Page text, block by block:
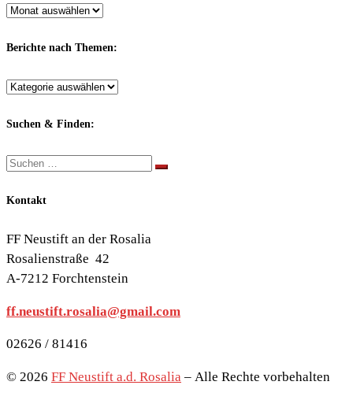
Archiv
Monaten:
Berichte nach Themen:
Berichte
Themen:
Suchen & Finden:
Suche
Suchen …
Kontakt
FF Neustift an der Rosalia
Rosalienstraße 42
A-7212 Forchtenstein
ff.neustift.rosalia@gmail.com
02626 / 81416
© 2026 FF Neustift a.d. Rosalia – Alle Rechte vorbehalten